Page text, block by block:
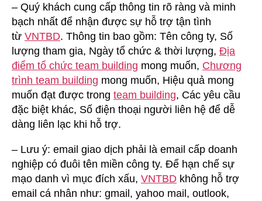
– Quý khách cung cấp thông tin rõ ràng và minh
bạch nhất để nhận được sự hỗ trợ tận tình
từ VNTBD. Thông tin bao gồm: Tên công ty, Số
lượng tham gia, Ngày tổ chức & thời lượng, Địa
điểm tổ chức team building mong muốn, Chương
trình team building mong muốn, Hiệu quả mong
muốn đạt được trong team building, Các yêu cầu
đặc biệt khác, Số điện thoại người liên hệ để dễ
dàng liên lạc khi hỗ trợ.
– Lưu ý: email giao dịch phải là email cấp doanh
nghiệp có đuôi tên miền công ty. Để hạn chế sự
mạo danh vì mục đích xấu, VNTBD không hỗ trợ
email cá nhân như: gmail, yahoo mail, outlook,